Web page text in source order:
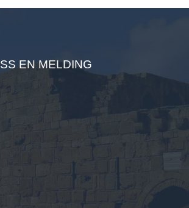
EN MELDING